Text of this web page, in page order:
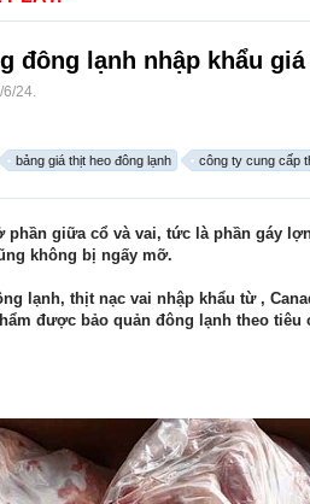
đông lạnh nhập khẩu
6/24.
bảng giá thịt heo đông lạnh công ty cung cấp
giữa cổ và vai, tức là phần gáy
không bị ngấy mỡ.
lạnh, thịt nạc vai nhập khẩu từ ,
được bảo quản đông lạnh theo